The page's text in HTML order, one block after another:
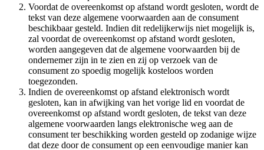
Voordat de overeenkomst op afstand wordt gesloten, wordt de
tekst van deze algemene voorwaarden aan de consument
beschikbaar gesteld. Indien dit redelijkerwijs niet mogelijk is,
zal voordat de overeenkomst op afstand wordt gesloten,
worden aangegeven dat de algemene voorwaarden bij de
ondernemer zijn in te zien en zij op verzoek van de
consument zo spoedig mogelijk kosteloos worden
toegezonden.
Indien de overeenkomst op afstand elektronisch wordt
gesloten, kan in afwijking van het vorige lid en voordat de
overeenkomst op afstand wordt gesloten, de tekst van deze
algemene voorwaarden langs elektronische weg aan de
consument ter beschikking worden gesteld op zodanige wijze
dat deze door de consument op een eenvoudige manier kan